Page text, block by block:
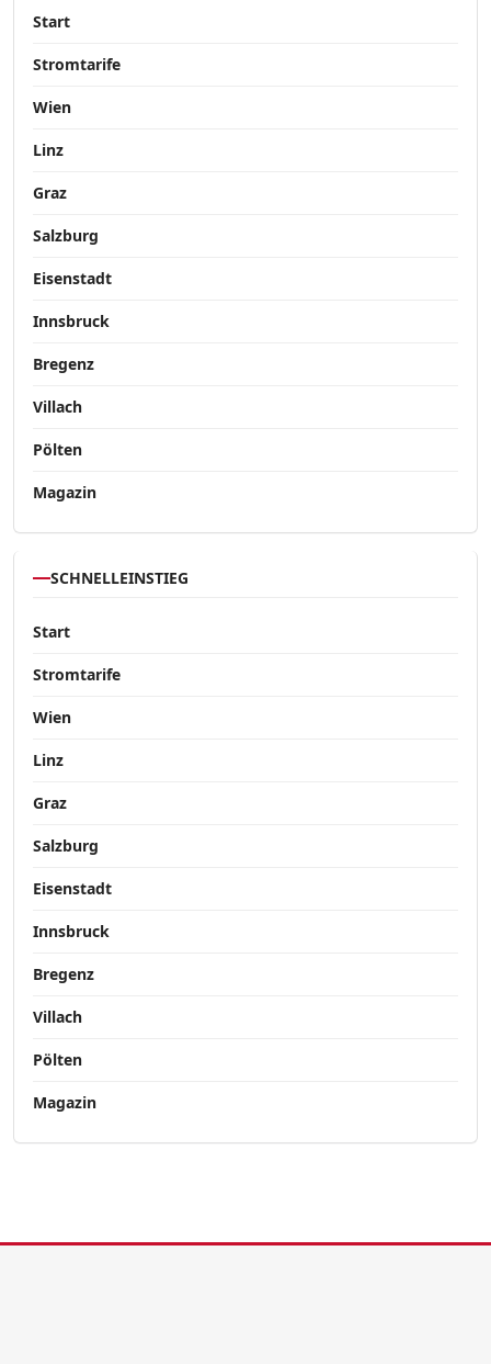
Start
Stromtarife
Wien
Linz
Graz
Salzburg
Eisenstadt
Innsbruck
Bregenz
Villach
Pölten
Magazin
SCHNELLEINSTIEG
Start
Stromtarife
Wien
Linz
Graz
Salzburg
Eisenstadt
Innsbruck
Bregenz
Villach
Pölten
Magazin